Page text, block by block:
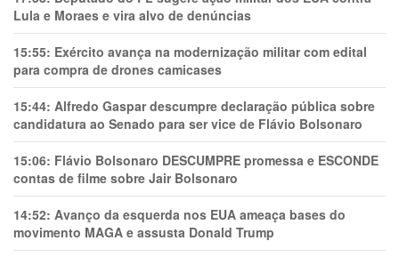
Lula e Moraes e vira alvo de denúncias
15:55: Exército avança na modernização militar com edital
para compra de drones camicases
15:44: Alfredo Gaspar descumpre declaração pública sobre
candidatura ao Senado para ser vice de Flávio Bolsonaro
15:06: Flávio Bolsonaro DESCUMPRE promessa e ESCONDE
contas de filme sobre Jair Bolsonaro
14:52: Avanço da esquerda nos EUA ameaça bases do
movimento MAGA e assusta Donald Trump